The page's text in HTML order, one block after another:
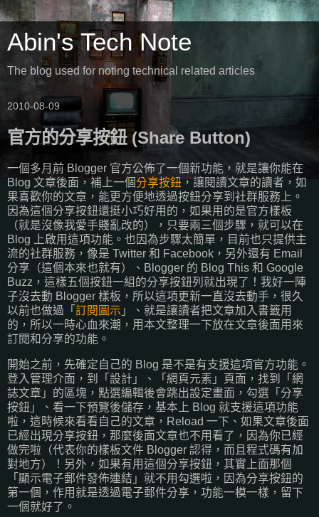
Abin's Tech Note
The blog used for noting technical related articles
2010-08-09
官方的分享按鈕 (Share Button)
一個多月前 Blogger 官方公佈了一個新功能，就是讓你能在
Blog 文章後面，補上一個分享按鈕 ，讓閱讀文章的讀者，如
果喜歡你的文章，能更方便地透過按鈕分享到社群服務上。
因為這個分享按鈕還挺小巧好用的，如果用的是官方樣板
（就是沒像我愛手賤亂改的），只要兩三個步驟，就可以在
Blog 上啟用這項功能。也因為步驟太簡單，目前也只提供主
流的社群服務，像是 Twitter 和 Facebook，另外還有 Email
分享（這個本來也就有）、Blogger 的 Blog This 和 Google
Buzz，這樣五個按鈕一組的分享按鈕列就出現了！我好一陣
子沒去動 Blogger 樣板，所以這項更新一直沒去動手，很久
以前也做過「 訂閱圖示 」、就是讓讀者把文章加入書籤用
的，所以一時心血來潮，用本文整理一下放在文章後面用來
訂閱和分享的功能。
開始之前，先確定自己的 Blog 是不是有支援這項官方功能。
登入管理介面，到「設計」、「網頁元素」頁面，找到「網
誌文章」的區塊，點選編輯後會跳出設定畫面，勾選「分享
按鈕」、看一下預覽後儲存，基本上 Blog 就支援這項功能
啦，這時候來看看自己的文章，Reload 一下、如果文章後面
已經出現分享按鈕，那麼後面文章也不用看了，因為你已經
做完啦（代表你的樣板文件 Blogger 認得，而且程式碼有加
對地方）！另外，如果有用這個分享按鈕，其實上面那個
「顯示電子郵件發佈連結」就不用勾選啦，因為分享按鈕的
第一個，作用就是透過電子郵件分享，功能一模一樣，留下
一個就好了。